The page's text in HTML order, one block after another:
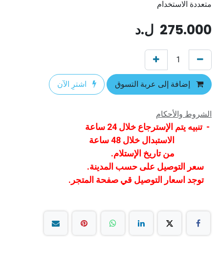
متعددة الاستخدام
275.000 ل.د
إضافة إلى عربة التسوق اشترِ الآن
الشروط والأحكام
- تنبيه يتم الإسترجاع خلال 24 ساعة
الاستبدال خلال 48 ساعة
من تاريخ الإستلام.
سعر التوصيل على حسب المدينة.
توجد اسعار التوصيل قي صفحة المتجر.